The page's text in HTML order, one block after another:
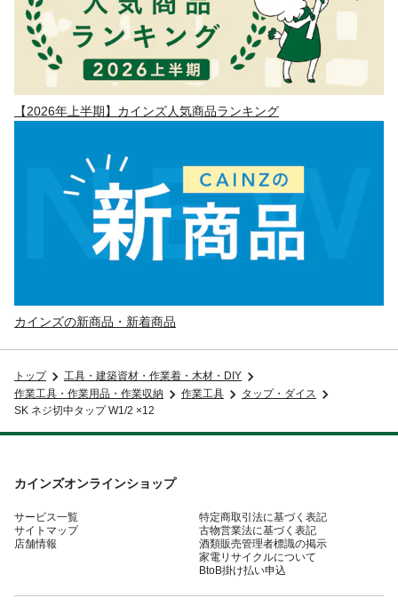
【2026年上半期】カインズ人気商品ランキング
カインズの新商品・新着商品
トップ
工具・建築資材・作業着・木材・DIY
作業工具・作業用品・作業収納
作業工具
タップ・ダイス
SK ネジ切中タップ W1/2 ×12
カインズオンラインショップ
サービス一覧
サイトマップ
店舗情報
特定商取引法に基づく表記
古物営業法に基づく表記
酒類販売管理者標識の掲示
家電リサイクルについて
BtoB掛け払い申込